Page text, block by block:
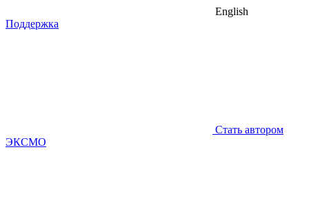
English
Поддержка
Стать автором
ЭКСМО